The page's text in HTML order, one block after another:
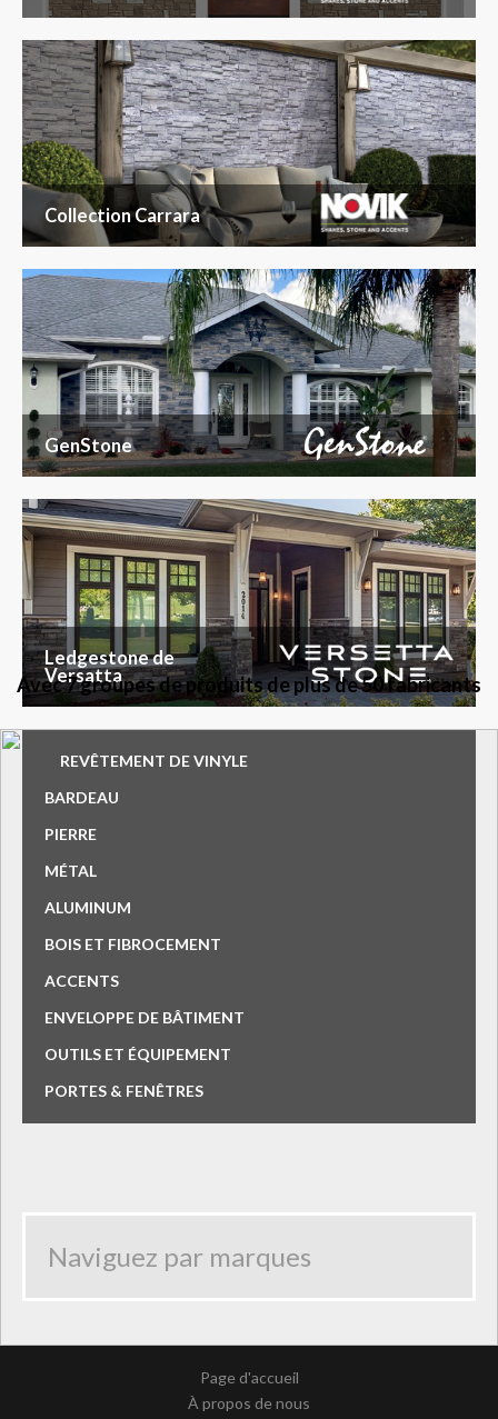
Collection Carrara
GenStone
Ledgestone de
Versatta
Avec 7 groupes de produits de plus de 50 fabricants
REVÊTEMENT DE VINYLE
BARDEAU
PIERRE
MÉTAL
ALUMINUM
BOIS ET FIBROCEMENT
ACCENTS
ENVELOPPE DE BÂTIMENT
OUTILS ET ÉQUIPEMENT
PORTES & FENÊTRES
Page d'accueil
À propos de nous